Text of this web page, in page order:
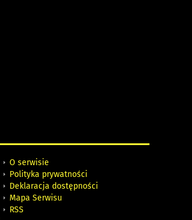
O serwisie
Polityka prywatności
Deklaracja dostępności
Mapa Serwisu
RSS